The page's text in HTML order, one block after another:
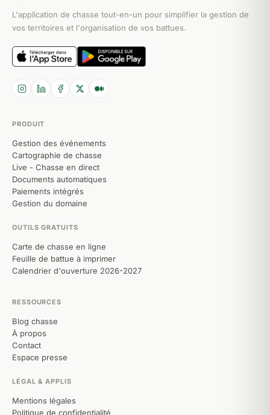
L'application de chasse tout-en-un pour simplifier la gestion de
vos territoires et l'organisation de vos battues.
PRODUIT
Gestion des événements
Cartographie de chasse
Live - Chasse en direct
Documents automatiques
Paiements intégrés
Gestion du domaine
OUTILS GRATUITS
Carte de chasse en ligne
Feuille de battue à imprimer
Calendrier d'ouverture 2026-2027
RESSOURCES
Blog chasse
À propos
Contact
Espace presse
LÉGAL & APPLIS
Mentions légales
Politique de confidentialité